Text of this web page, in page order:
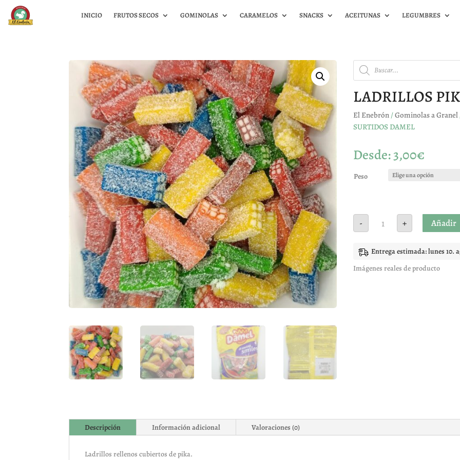
INICIO FRUTOS SECOS GOMINOLAS CARAMELOS SNACKS ACEITUNAS LEGUMBRES
Búsqueda
de
productos
LADRILLOS
El Enebrón /Gominolas a Granel
SURTIDOS DAMEL
Desde:3,00€
Peso
-
LADRILLOS
PIKA
SURTIDOS
+ Añadir
Entrega estimada: lunes 10.
Imágenes reales de producto
Descripción Información adicional Valoraciones (0)
Ladrillos rellenos cubiertos de pika.